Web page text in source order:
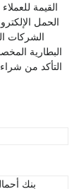
القيمة للعملاء
الحمل
الشركات
البطارية
التأكد من